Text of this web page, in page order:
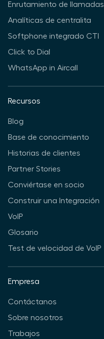
Enrutamiento de llamadas
Analíticas de centralita
Softphone integrado CTI
Click to Dial
WhatsApp in Aircall
Recursos
Blog
Base de conocimiento
Historias de clientes
Partner Stories
Conviértase en socio
Construir una Integración
VoIP
Glosario
Test de velocidad de VoIP
Empresa
Contáctanos
Sobre nosotros
Trabajos